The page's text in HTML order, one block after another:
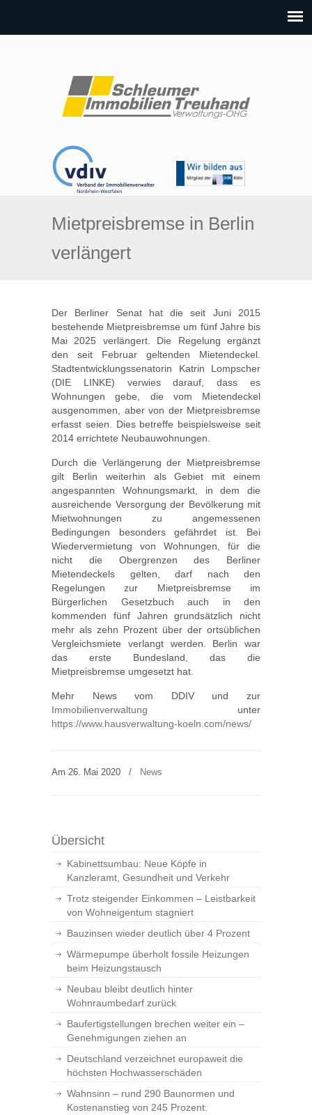
Mietpreisbremse in Berlin
verlängert
Der Berliner Senat hat die seit Juni 2015
bestehende Mietpreisbremse um fünf Jahre bis
Mai 2025 verlängert. Die Regelung ergänzt
den seit Februar geltenden Mietendeckel.
Stadtentwicklungssenatorin Katrin Lompscher
(DIE LINKE) verwies darauf, dass es
Wohnungen gebe, die vom Mietendeckel
ausgenommen, aber von der Mietpreisbremse
erfasst seien. Dies betreffe beispielsweise seit
2014 errichtete Neubauwohnungen.
Durch die Verlängerung der Mietpreisbremse
gilt Berlin weiterhin als Gebiet mit einem
angespannten Wohnungsmarkt, in dem die
ausreichende Versorgung der Bevölkerung mit
Mietwohnungen zu angemessenen
Bedingungen besonders gefährdet ist. Bei
Wiedervermietung von Wohnungen, für die
nicht die Obergrenzen des Berliner
Mietendeckels gelten, darf nach den
Regelungen zur Mietpreisbremse im
Bürgerlichen Gesetzbuch auch in den
kommenden fünf Jahren grundsätzlich nicht
mehr als zehn Prozent über der ortsüblichen
Vergleichsmiete verlangt werden. Berlin war
das erste Bundesland, das die
Mietpreisbremse umgesetzt hat.
Mehr News vom DDIV und zur
Immobilienverwaltung unter
https://www.hausverwaltung-koeln.com/news/
Am 26. Mai 2020 / News
Übersicht
Kabinettsumbau: Neue Köpfe in
Kanzleramt, Gesundheit und Verkehr
Trotz steigender Einkommen – Leistbarkeit
von Wohneigentum stagniert
Bauzinsen wieder deutlich über 4 Prozent
Wärmepumpe überholt fossile Heizungen
beim Heizungstausch
Neubau bleibt deutlich hinter
Wohnraumbedarf zurück
Baufertigstellungen brechen weiter ein –
Genehmigungen ziehen an
Deutschland verzeichnet europaweit die
höchsten Hochwasserschäden
Wahnsinn – rund 290 Baunormen und
Kostenanstieg von 245 Prozent: